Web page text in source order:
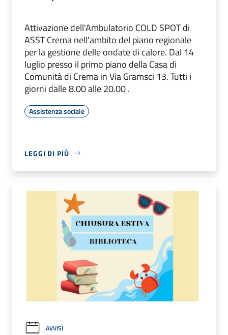
Attivazione dell'Ambulatorio COLD SPOT di
ASST Crema nell'ambito del piano regionale
per la gestione delle ondate di calore. Dal 14
luglio presso il primo piano della Casa di
Comunità di Crema in Via Gramsci 13. Tutti i
giorni dalle 8.00 alle 20.00 .
Assistenza sociale
LEGGI DI PIÙ
AVVISI